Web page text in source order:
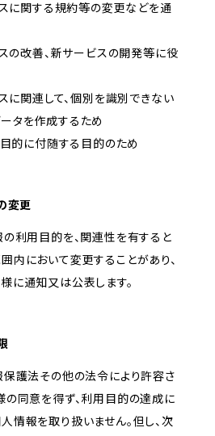
スに関する規約等の変更などを通
スの改善、新サービスの開発等に役
スに関連して、個別を識別できない
タを作成するため
目的に付随する目的のため
変更
の利用目的を、関連性を有すると
内において変更することがあり、
に通知又は公表します。
保護法その他の法令により許容さ
の同意を得ず、利用目的の達成に
情報を取り扱いません。但し、次